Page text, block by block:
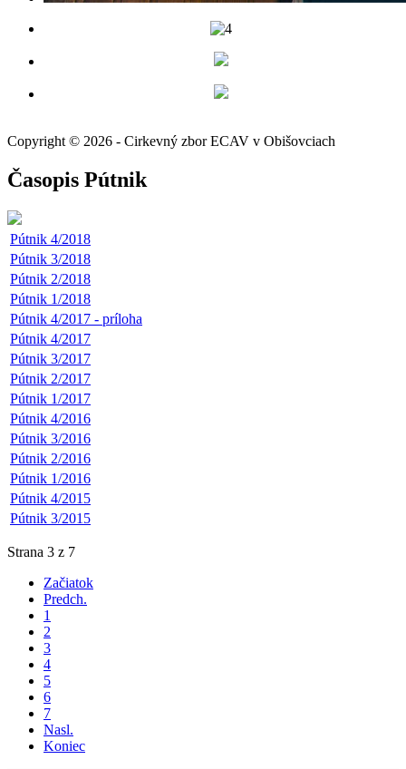
Copyright © 2026 - Cirkevný zbor ECAV v Obišovciach
Časopis Pútnik
Pútnik 4/2018
Pútnik 3/2018
Pútnik 2/2018
Pútnik 1/2018
Pútnik 4/2017 - príloha
Pútnik 4/2017
Pútnik 3/2017
Pútnik 2/2017
Pútnik 1/2017
Pútnik 4/2016
Pútnik 3/2016
Pútnik 2/2016
Pútnik 1/2016
Pútnik 4/2015
Pútnik 3/2015
Strana 3 z 7
Začiatok
Predch.
1
2
3
4
5
6
7
Nasl.
Koniec